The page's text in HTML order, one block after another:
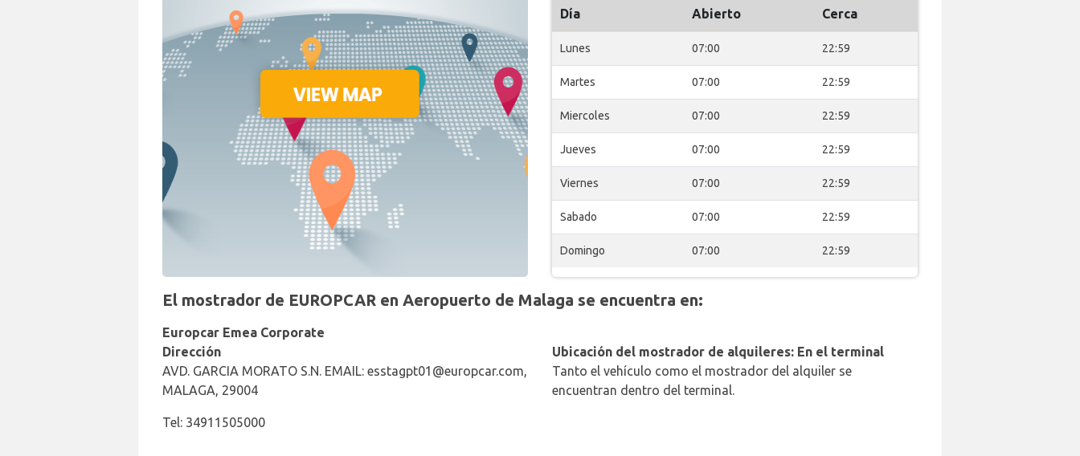
Día Abierto Cerca
Lunes 07:00 22:59
Martes 07:00 22:59
Miercoles 07:00 22:59
Jueves 07:00 22:59
Viernes 07:00 22:59
Sabado 07:00 22:59
Domingo 07:00 22:59
El mostrador de EUROPCAR en Aeropuerto de Malaga se encuentra en:
Europcar Emea Corporate
Dirección
AVD. GARCIA MORATO S.N. EMAIL: esstagpt01@europcar.com,
MALAGA, 29004
Tel: 34911505000
Ubicación del mostrador de alquileres: En el terminal
Tanto el vehículo como el mostrador del alquiler se
encuentran dentro del terminal.